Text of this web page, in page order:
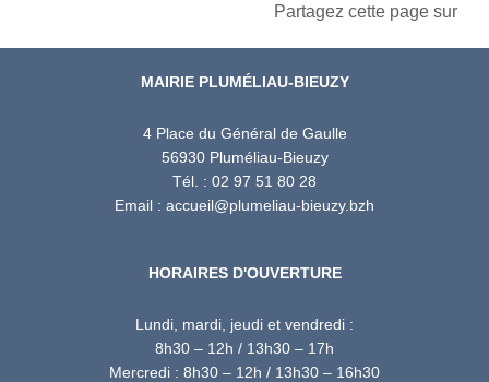
Partagez cette page sur
MAIRIE PLUMÉLIAU-BIEUZY
4 Place du Général de Gaulle
56930 Pluméliau-Bieuzy
Tél. : 02 97 51 80 28
Email : accueil@plumeliau-bieuzy.bzh
HORAIRES D'OUVERTURE
Lundi, mardi, jeudi et vendredi :
8h30 – 12h / 13h30 – 17h
Mercredi : 8h30 – 12h / 13h30 – 16h30